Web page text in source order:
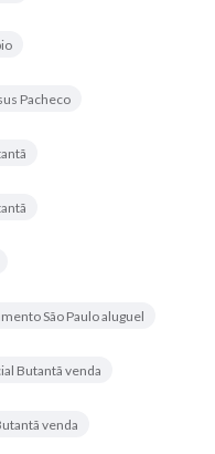
Pacheco
São Paulo aluguel
Butantã venda
venda